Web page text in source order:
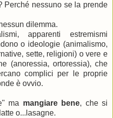
Perché nessuno se la prende
dilemma.
apparenti estremismi
o ideologie (animalismo,
sette, religioni) o vere e
(anoressia, ortoressia), che
complici per le proprie
è ovvio.
ma mangiare bene, che si
o...lasagne.